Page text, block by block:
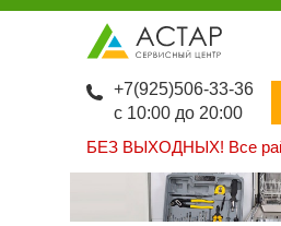
БЕЗ ВЫХОДНЫХ! Все
+7(925)506-33-36
с 10:00 до 20:00